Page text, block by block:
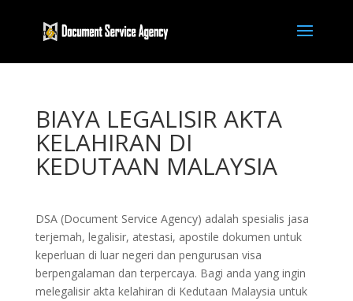
BIAYA LEGALISIR AKTA
KELAHIRAN DI
KEDUTAAN MALAYSIA
DSA (Document Service Agency) adalah spesialis jasa
terjemah, legalisir, atestasi, apostile dokumen untuk
keperluan di luar negeri dan pengurusan visa
berpengalaman dan terpercaya. Bagi anda yang ingin
melegalisir akta kelahiran di Kedutaan Malaysia untuk